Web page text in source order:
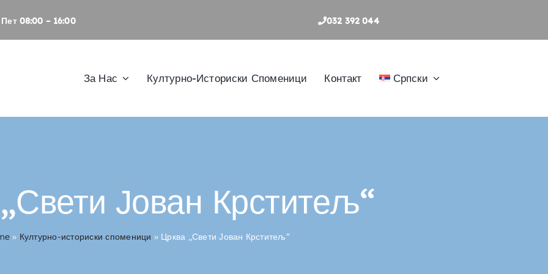
08:00 – 16:00 032 392 044
За Нас Културно-Историски Споменици Контакт Српски
Јован Крститељ“
» Културно-историски споменици » Црква „Свети Јован Крститељ“